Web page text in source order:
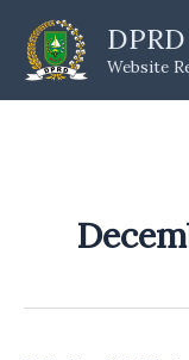
content
Website